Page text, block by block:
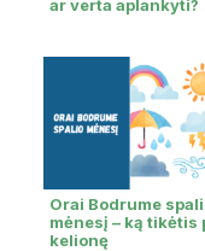
ar verta aplankyti?
Orai Bodrume
mėnesį – ką tikėtis
kelionę